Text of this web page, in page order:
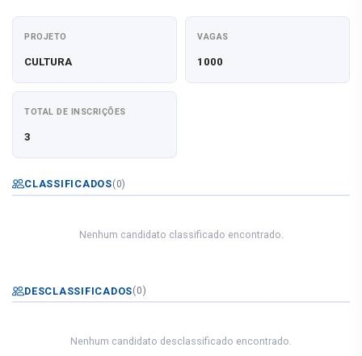
PROJETO
CULTURA
VAGAS
1000
TOTAL DE INSCRIÇÕES
3
CLASSIFICADOS(0)
Nenhum candidato classificado encontrado.
DESCLASSIFICADOS(0)
Nenhum candidato desclassificado encontrado.